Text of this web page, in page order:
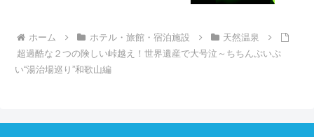
ホーム ホテル・旅館・宿泊施設
天然温泉
超過酷な２つの険しい峠越え！世界遺産で大号泣～ちちんぷいぷ
い“湯治場巡り”和歌山編